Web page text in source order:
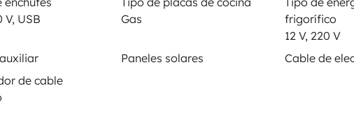
V, USB
Gas
frigorífico
12 V, 220 V
Paneles solares
Cable de
de cable
Carnet de conducir
Se permite fumar